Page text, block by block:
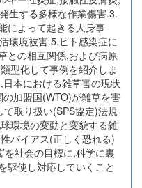
生する多様な作業傷害.3.
によって起きる人身事
環境被害.5.ヒト感染症に
との相互関係,および病原
型化して事例を紹介しま
本における雑草害の現状
加盟国(WTO)が雑草を害
取り扱い(SPS協定)法規
環境の変動と変貌する雑
バイアス(正しく恐れる)
を社会の目標に,科学に裏
駆使し対応していくこと